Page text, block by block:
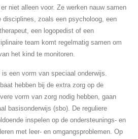
niet alleen voor. Ze werken nauw samen
disciplines, zoals een psycholoog, een
een logopedist of een
team komt regelmatig samen om
het kind te monitoren.
een vorm van speciaal onderwijs.
hebben bij de extra zorg op de
vorm van zorg nodig hebben, gaan
basisonderwijs (sbo). De reguliere
inspelen op de ondersteunings- en
met leer- en omgangsproblemen. Op